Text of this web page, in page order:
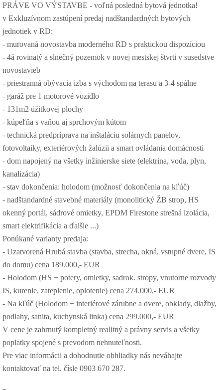
PRÁVE VO VÝSTAVBE - voľná posledná bytová jednotka!
v Exkluzívnom zastúpení predaj nadštandardných bytových
jednotiek v RD:
- murovaná novostavba moderného RD s praktickou dispozíciou
- 4á rovinatý a slnečný pozemok v novej mestskej štvrti v susedstve
novostavieb
- priestranná obývacia izba s východom na terasu a 3-4 spálne
- garáž pre 1 motorové vozidlo
- 131m2 úžitkovej plochy
- kúpeľňa s vaňou aj sprchovým kútom
- technická predpríprava na inštaláciu solárnych panelov,
fotovoltaiky, exteriérových žalúzii a smart ovládania domácnosti
- dom napojený na všetky inžinierske siete (elektrina, voda, plyn,
kanalizácia)
- stav dokončenia: holodom (možnosť dokončenia na kľúč)
- nadštandardné stavebné materiály (monolitický ŽB strop, HS
okenný portál, sádrové omietky, EPDM Firestone strešná izolácia,
smart elektrifikácia a ďalšie ...)
Ponúkané varianty predaja:
- Uzatvorená Hrubá stavba (stavba, strecha, okná, vstupné dvere, IS
do domu) cena 189.000,- EUR
- Holodom (HS + potery, omietky, sadrok. stropy, vnutorne rozvody
IS, kurenie, zateplenie, oplotenie) cena 274.000,- EUR
- Na kľúč (Holodom + interiérové zárubne a dvere, obklady, dlažby,
podlahy, sanita, kuchynská linka) cena 299.000,- EUR
V cene je zahrnutý kompletný realitný a právny servis a všetky
poplatky spojené s prevodom nehnuteľnosti.
Pre viac informácii a dohodnutie obhliadky nás neváhajte
kontaktovať na tel. čísle 0903 670 287.